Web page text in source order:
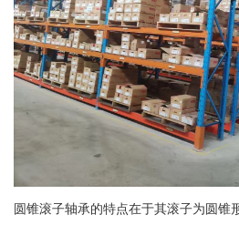
圆锥滚子轴承的特点在于其滚子为圆锥